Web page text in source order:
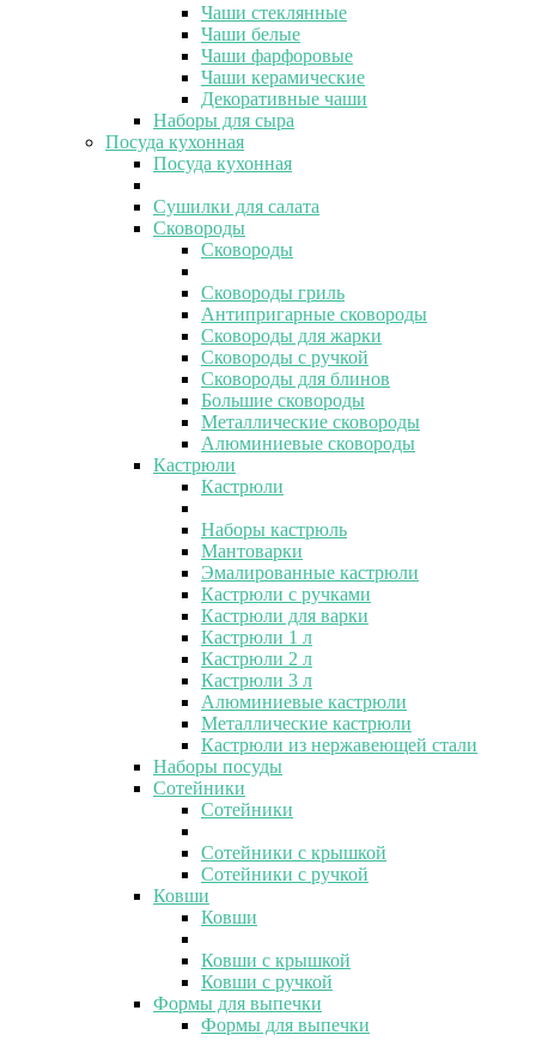
Чаши стеклянные
Чаши белые
Чаши фарфоровые
Чаши керамические
Декоративные чаши
Наборы для сыра
Посуда кухонная
Посуда кухонная
Сушилки для салата
Сковороды
Сковороды
Сковороды гриль
Антипригарные сковороды
Сковороды для жарки
Сковороды с ручкой
Сковороды для блинов
Большие сковороды
Металлические сковороды
Алюминиевые сковороды
Кастрюли
Кастрюли
Наборы кастрюль
Мантоварки
Эмалированные кастрюли
Кастрюли с ручками
Кастрюли для варки
Кастрюли 1 л
Кастрюли 2 л
Кастрюли 3 л
Алюминиевые кастрюли
Металлические кастрюли
Кастрюли из нержавеющей стали
Наборы посуды
Сотейники
Сотейники
Сотейники с крышкой
Сотейники с ручкой
Ковши
Ковши
Ковши с крышкой
Ковши с ручкой
Формы для выпечки
Формы для выпечки